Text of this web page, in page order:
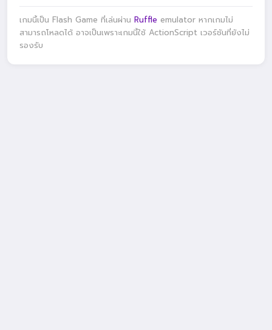
เกมนี้เป็น Flash Game ที่เล่นผ่าน Ruffle emulator หากเกมไม่
สามารถโหลดได้ อาจเป็นเพราะเกมนี้ใช้ ActionScript เวอร์ชันที่ยังไม่
รองรับ